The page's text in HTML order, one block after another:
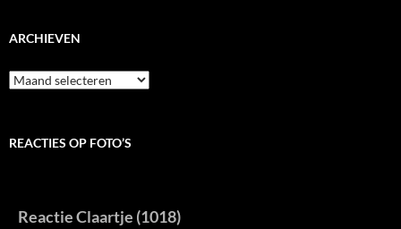
ARCHIEVEN
Archieven
REACTIES OP FOTO’S
Reactie Claartje (1018)